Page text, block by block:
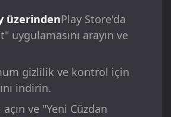
üzerindenPlay Store'da
uygulamasını arayın ve
gizlilik ve kontrol için
indirin.
ve "Yeni Cüzdan